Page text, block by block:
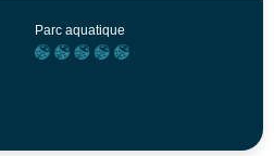
Parc aquatique